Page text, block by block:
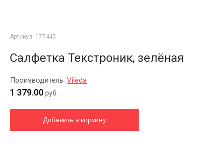
Артикул: 177445
Салфетка Текстроник, зелёная
Производитель: Vileda
1 379.00руб.